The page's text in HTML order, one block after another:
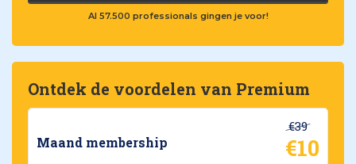
Al 57.500 professionals gingen je voor!
Ontdek de voordelen van Premium
Maand membership
€39
€10